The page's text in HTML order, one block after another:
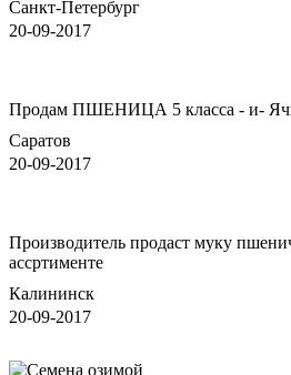
Санкт-Петербург
20-09-2017
Продам ПШЕНИЦА 5 класса - и-
Саратов
20-09-2017
Производитель продаст муку
ассртименте
Калининск
20-09-2017